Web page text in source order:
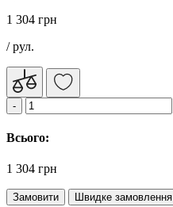
1 304 грн
/ рул.
Всього:
1 304 грн
Замовити Швидке замовлення